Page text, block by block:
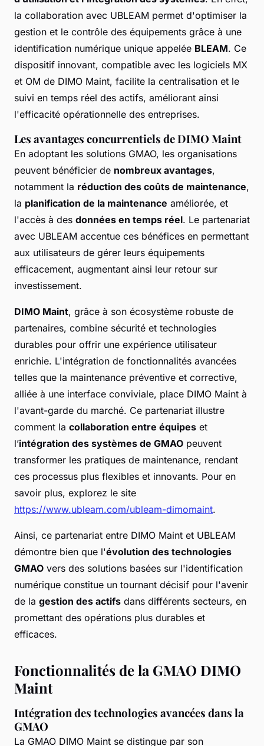
la collaboration avec UBLEAM permet d'optimiser la
gestion et le contrôle des équipements grâce à une
identification numérique unique appelée BLEAM. Ce
dispositif innovant, compatible avec les logiciels MX
et OM de DIMO Maint, facilite la centralisation et le
suivi en temps réel des actifs, améliorant ainsi
l'efficacité opérationnelle des entreprises.
Les avantages concurrentiels de DIMO Maint
En adoptant les solutions GMAO, les organisations
peuvent bénéficier de nombreux avantages,
notamment la réduction des coûts de maintenance,
la planification de la maintenance améliorée, et
l'accès à des données en temps réel. Le partenariat
avec UBLEAM accentue ces bénéfices en permettant
aux utilisateurs de gérer leurs équipements
efficacement, augmentant ainsi leur retour sur
investissement.
DIMO Maint, grâce à son écosystème robuste de
partenaires, combine sécurité et technologies
durables pour offrir une expérience utilisateur
enrichie. L'intégration de fonctionnalités avancées
telles que la maintenance préventive et corrective,
alliée à une interface conviviale, place DIMO Maint à
l'avant-garde du marché. Ce partenariat illustre
comment la collaboration entre équipes et
l’intégration des systèmes de GMAO peuvent
transformer les pratiques de maintenance, rendant
ces processus plus flexibles et innovants. Pour en
savoir plus, explorez le site
https://www.ubleam.com/ubleam-dimomaint.
Ainsi, ce partenariat entre DIMO Maint et UBLEAM
démontre bien que l'évolution des technologies
GMAO vers des solutions basées sur l'identification
numérique constitue un tournant décisif pour l'avenir
de la gestion des actifs dans différents secteurs, en
promettant des opérations plus durables et
efficaces.
Fonctionnalités de la GMAO DIMO
Maint
Intégration des technologies avancées dans la
GMAO
La GMAO DIMO Maint se distingue par son